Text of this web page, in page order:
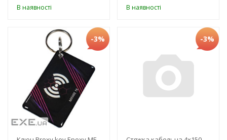
В наявності В наявності
-3% -3%